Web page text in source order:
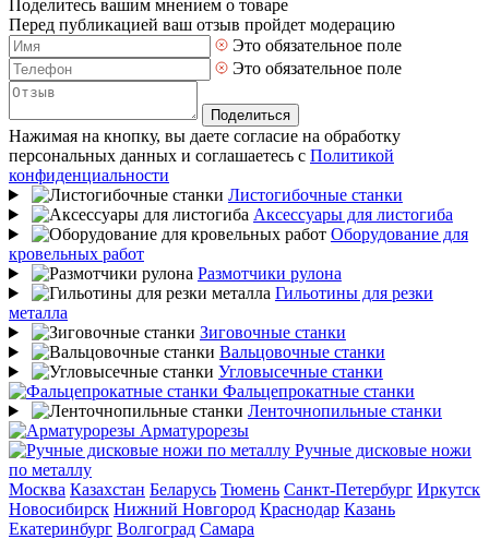
Поделитесь вашим мнением о товаре
Перед публикацией ваш отзыв пройдет модерацию
Это обязательное поле
Это обязательное поле
Поделиться
Нажимая на кнопку, вы даете согласие на обработку
персональных данных и соглашаетесь с Политикой
конфиденциальности
Листогибочные станки
Аксессуары для листогиба
Оборудование для
кровельных работ
Размотчики рулона
Гильотины для резки
металла
Зиговочные станки
Вальцовочные станки
Угловысечные станки
Фальцепрокатные станки
Ленточнопильные станки
Арматурорезы
Ручные дисковые ножи
по металлу
Москва Казахстан Беларусь Тюмень Санкт-Петербург Иркутск
Новосибирск Нижний Новгород Краснодар Казань
Екатеринбург Волгоград Самара